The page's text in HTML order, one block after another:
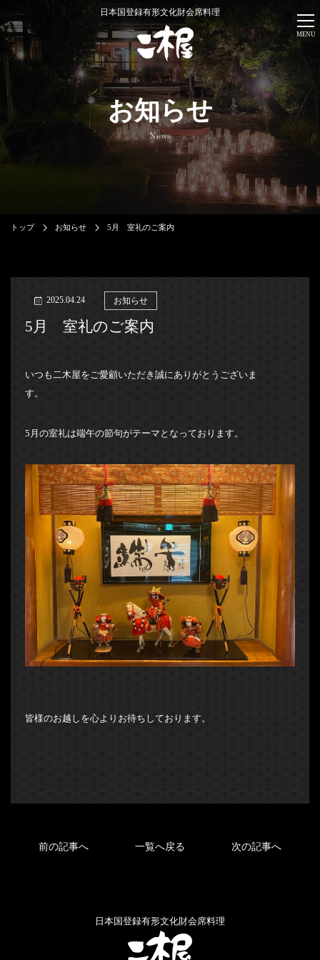
MENU
日本国登録有形文化財会席料理
お知らせ
News
トップ お知らせ 5月 室礼のご案内
2025.04.24 お知らせ
5月 室礼のご案内
いつも二木屋をご愛顧いただき誠にありがとうございま
す。
5月の室礼は端午の節句がテーマとなっております。
皆様のお越しを心よりお待ちしております。
前の記事へ 一覧へ戻る 次の記事へ
日本国登録有形文化財会席料理